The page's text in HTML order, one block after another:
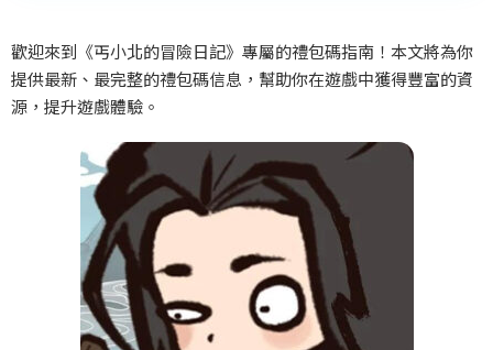
歡迎來到《丐小北的冒險日記》專屬的禮包碼指南！本文將為你
提供最新、最完整的禮包碼信息，幫助你在遊戲中獲得豐富的資
源，提升遊戲體驗。